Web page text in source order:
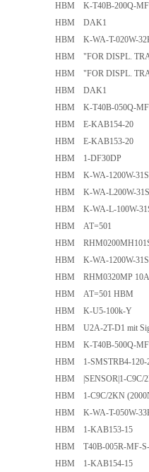
HBM K-T40B-200Q-
HBM DAK1
HBM K-WA-T-020W-
HBM "FOR DISPL.
HBM "FOR DISPL.
HBM DAK1
HBM K-T40B-050Q-
HBM E-KAB154-20
HBM E-KAB153-20
HBM 1-DF30DP
HBM K-WA-1200W-
HBM K-WA-L200W-
HBM K-WA-L-100W-
HBM AT=501
HBM
HBM K-WA-1200W-
HBM RHM0320MP
HBM AT=501 HBM
HBM K-U5-100k-Y
HBM U2A-2T-D1 mit
HBM K-T40B-500Q-
HBM 1-SMSTRB4-120-
HBM |SENSOR|1-C9C/
HBM 1-C9C/2KN
HBM K-WA-T-050W-
HBM 1-KAB153-15
HBM T40B-005R-MF-
HBM 1-KAB154-15